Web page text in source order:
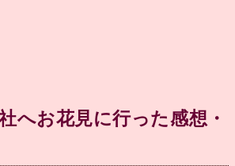
へお花見に行った感想・